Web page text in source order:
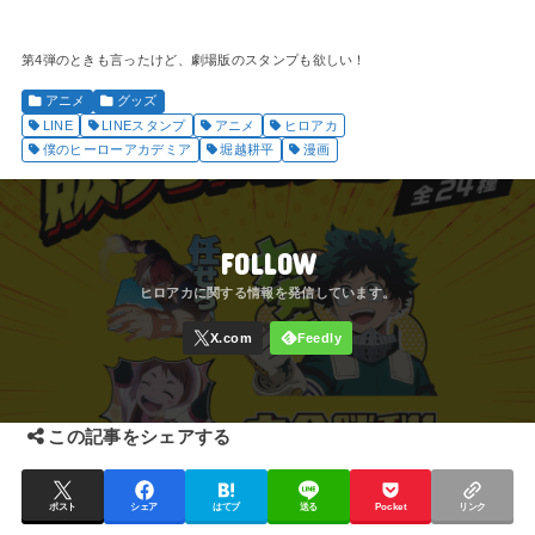
第4弾のときも言ったけど、劇場版のスタンプも欲しい！
アニメ
グッズ
LINE
LINEスタンプ アニメ
ヒロアカ
僕のヒーローアカデミア
堀越耕平 漫画
FOLLOW
この記事をシェアする
ポスト シェア はてブ 送る Pocket リンク